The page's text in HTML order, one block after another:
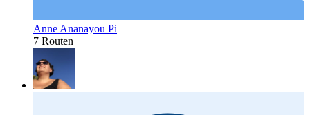
Anne Ananayou Pi
7 Routen